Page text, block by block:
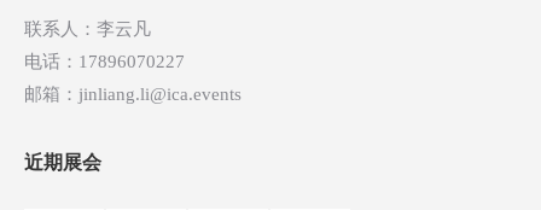
联系人：李云凡
电话：17896070227
邮箱：jinliang.li@ica.events
近期展会